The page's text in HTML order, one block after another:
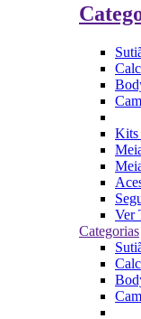
Kits
Ver
Categorias